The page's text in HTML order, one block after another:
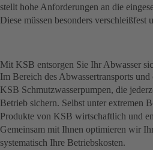
stellt hohe Anfor­derungen an die
Diese müssen besonders verschleißfest
Mit KSB entsorgen Sie Ihr Abwasser
Im Bereich des Abwassertransports
KSB Schmutzwasserpumpen, die
Betrieb sichern. Selbst unter extremen
Produkte von KSB wirtschaftlich und
Gemeinsam mit Ihnen optimieren wir
systematisch Ihre Betriebskosten.